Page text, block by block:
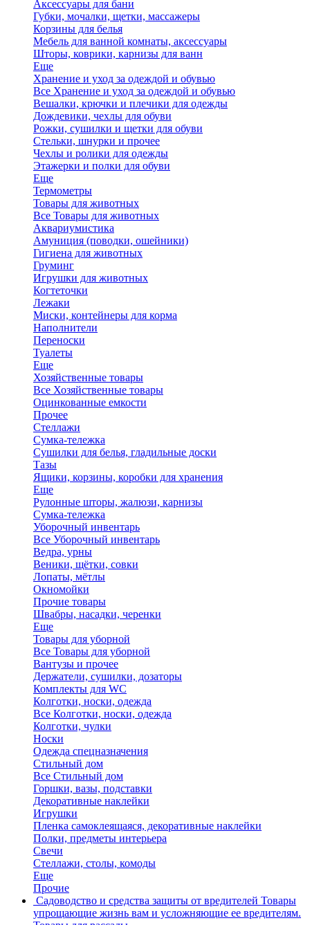
Аксессуары для бани
Губки, мочалки, щетки, массажеры
Корзины для белья
Мебель для ванной комнаты, аксессуары
Шторы, коврики, карнизы для ванн
Еще
Хранение и уход за одеждой и обувью
Все Хранение и уход за одеждой и обувью
Вешалки, крючки и плечики для одежды
Дождевики, чехлы для обуви
Рожки, сушилки и щетки для обуви
Стельки, шнурки и прочее
Чехлы и ролики для одежды
Этажерки и полки для обуви
Еще
Термометры
Товары для животных
Все Товары для животных
Аквариумистика
Амуниция (поводки, ошейники)
Гигиена для животных
Груминг
Игрушки для животных
Когтеточки
Лежаки
Миски, контейнеры для корма
Наполнители
Переноски
Туалеты
Еще
Хозяйственные товары
Все Хозяйственные товары
Оцинкованные емкости
Прочее
Стеллажи
Сумка-тележка
Сушилки для белья, гладильные доски
Тазы
Ящики, корзины, коробки для хранения
Еще
Рулонные шторы, жалюзи, карнизы
Сумка-тележка
Уборочный инвентарь
Все Уборочный инвентарь
Ведра, урны
Веники, щётки, совки
Лопаты, мётлы
Окномойки
Прочие товары
Швабры, насадки, черенки
Еще
Товары для уборной
Все Товары для уборной
Вантузы и прочее
Держатели, сушилки, дозаторы
Комплекты для WC
Колготки, носки, одежда
Все Колготки, носки, одежда
Колготки, чулки
Носки
Одежда спецназначения
Стильный дом
Все Стильный дом
Горшки, вазы, подставки
Декоративные наклейки
Игрушки
Пленка самоклеящаяся, декоративные наклейки
Полки, предметы интерьера
Свечи
Стеллажи, столы, комоды
Еще
Прочие
Садоводство и средства защиты от вредителей Товары
упрощающие жизнь вам и усложняющие ее вредителям.